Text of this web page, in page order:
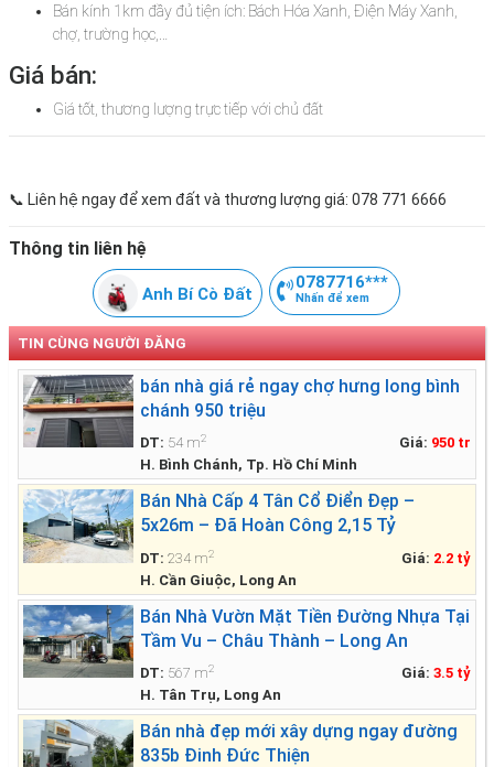
Bán kính 1km đầy đủ tiện ích: Bách Hóa Xanh, Điện Máy Xanh,
chợ, trường học,…
Giá bán:
Giá tốt, thương lượng trực tiếp với chủ đất
📞 Liên hệ ngay để xem đất và thương lượng giá: 078 771 6666
Thông tin liên hệ
Anh Bí Cò Đất
0787716***
Nhấn để xem
TIN CÙNG NGƯỜI ĐĂNG
bán nhà giá rẻ ngay chợ hưng long bình
chánh 950 triệu
DT: 54 m2 Giá: 950 tr
H. Bình Chánh, Tp. Hồ Chí Minh
Bán Nhà Cấp 4 Tân Cổ Điển Đẹp –
5x26m – Đã Hoàn Công 2,15 Tỷ
DT: 234 m2 Giá: 2.2 tỷ
H. Cần Giuộc, Long An
Bán Nhà Vườn Mặt Tiền Đường Nhựa Tại
Tầm Vu – Châu Thành – Long An
DT: 567 m2 Giá: 3.5 tỷ
H. Tân Trụ, Long An
Bán nhà đẹp mới xây dựng ngay đường
835b Đinh Đức Thiện